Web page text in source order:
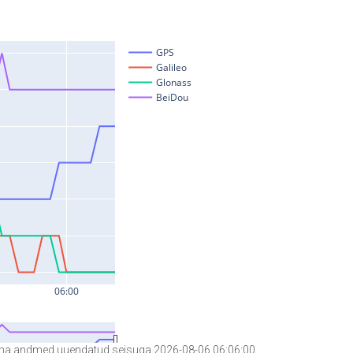
andmed uuendatud seisuga 2026-08-06 06:06:00